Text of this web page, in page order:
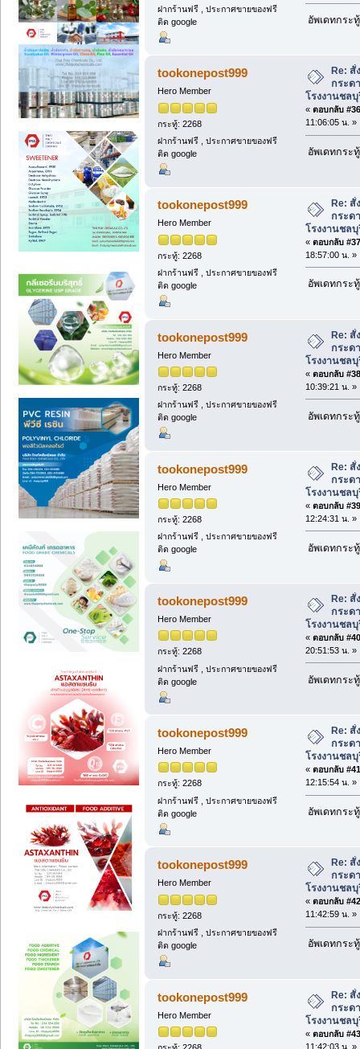
ฝากร้านฟรี , ประกาศขายของฟรี
ติด google
อัพเดทกระทู้
tookonepost999
Hero Member
กระทู้: 2268
ฝากร้านฟรี , ประกาศขายของฟรี
ติด google
Re: สั่
กระด
โรงงานชลบุ
« ตอบกลับ
11:06:05 น. »
อัพเดทกระทู้
tookonepost999
Hero Member
กระทู้: 2268
ฝากร้านฟรี , ประกาศขายของฟรี
ติด google
Re: สั่
กระด
โรงงานชลบุ
« ตอบกลับ
18:57:00 น. »
อัพเดทกระทู้
tookonepost999
Hero Member
กระทู้: 2268
ฝากร้านฟรี , ประกาศขายของฟรี
ติด google
Re: สั่
กระด
โรงงานชลบุ
« ตอบกลับ
10:39:21 น. »
อัพเดทกระทู้
tookonepost999
Hero Member
กระทู้: 2268
ฝากร้านฟรี , ประกาศขายของฟรี
ติด google
Re: สั่
กระด
โรงงานชลบุ
« ตอบกลับ
12:24:31 น. »
อัพเดทกระทู้
tookonepost999
Hero Member
กระทู้: 2268
ฝากร้านฟรี , ประกาศขายของฟรี
ติด google
Re: สั่
กระด
โรงงานชลบุ
« ตอบกลับ
20:51:53 น. »
อัพเดทกระทู้
tookonepost999
Hero Member
กระทู้: 2268
ฝากร้านฟรี , ประกาศขายของฟรี
ติด google
Re: สั่
กระด
โรงงานชลบุ
« ตอบกลับ
12:15:54 น. »
อัพเดทกระทู้
tookonepost999
Hero Member
กระทู้: 2268
ฝากร้านฟรี , ประกาศขายของฟรี
ติด google
Re: สั่
กระด
โรงงานชลบุ
« ตอบกลับ
11:42:59 น. »
อัพเดทกระทู้
tookonepost999
Hero Member
Re: สั่
กระด
โรงงานชลบุ
« ตอบกลับ
11:42:03 น. »